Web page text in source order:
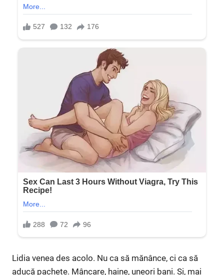
Lidia venea des acolo. Nu ca să mănânce, ci ca să
aducă pachete. Mâncare, haine, uneori bani. Și, mai